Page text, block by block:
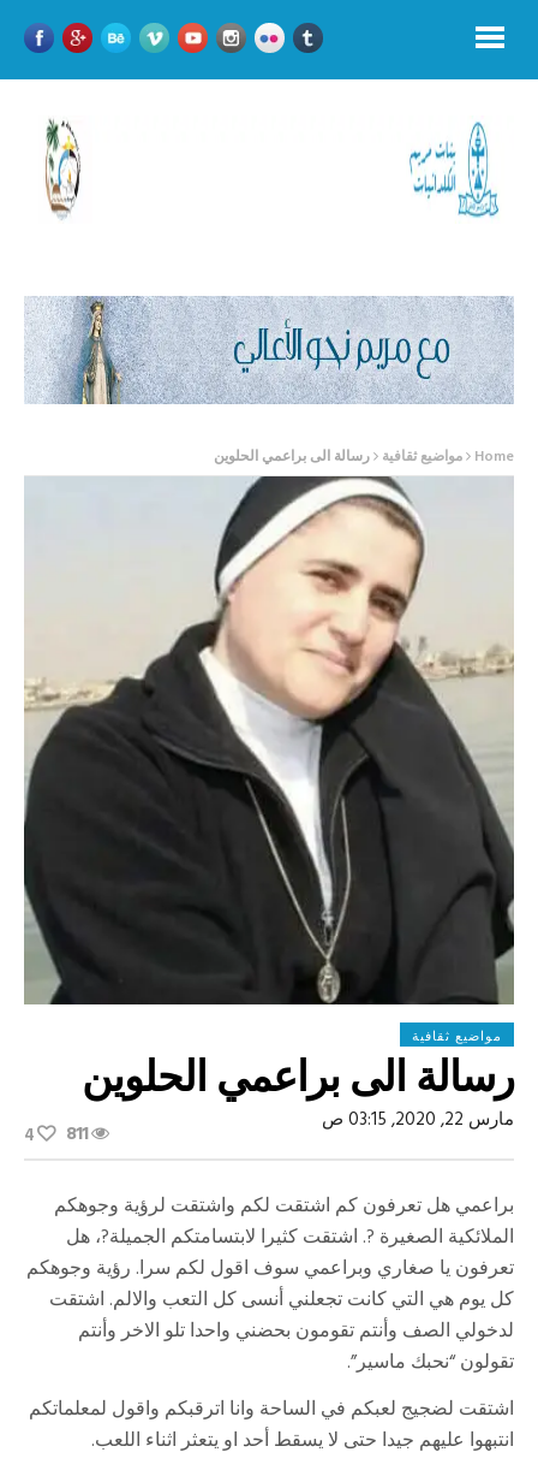
Home مواضيع ثقافية رسالة الى براعمي الحلوين
مواضيع ثقافية
رسالة الى براعمي الحلوين
مارس 22, 2020, 03:15 ص 811
4
براعمي هل تعرفون كم اشتقت لكم واشتقت لرؤية وجوهكم
الملائكية الصغيرة ?. اشتقت كثيرا لابتسامتكم الجميلة?، هل
تعرفون يا صغاري وبراعمي سوف اقول لكم سرا. رؤية وجوهكم
كل يوم هي التي كانت تجعلني أنسى كل التعب والالم. اشتقت
لدخولي الصف وأنتم تقومون بحضني واحدا تلو الاخر وأنتم
تقولون “نحبك ماسير”.
اشتقت لضجيج لعبكم في الساحة وانا اترقبكم واقول لمعلماتكم
انتبهوا عليهم جيدا حتى لا يسقط أحد او يتعثر اثناء اللعب.